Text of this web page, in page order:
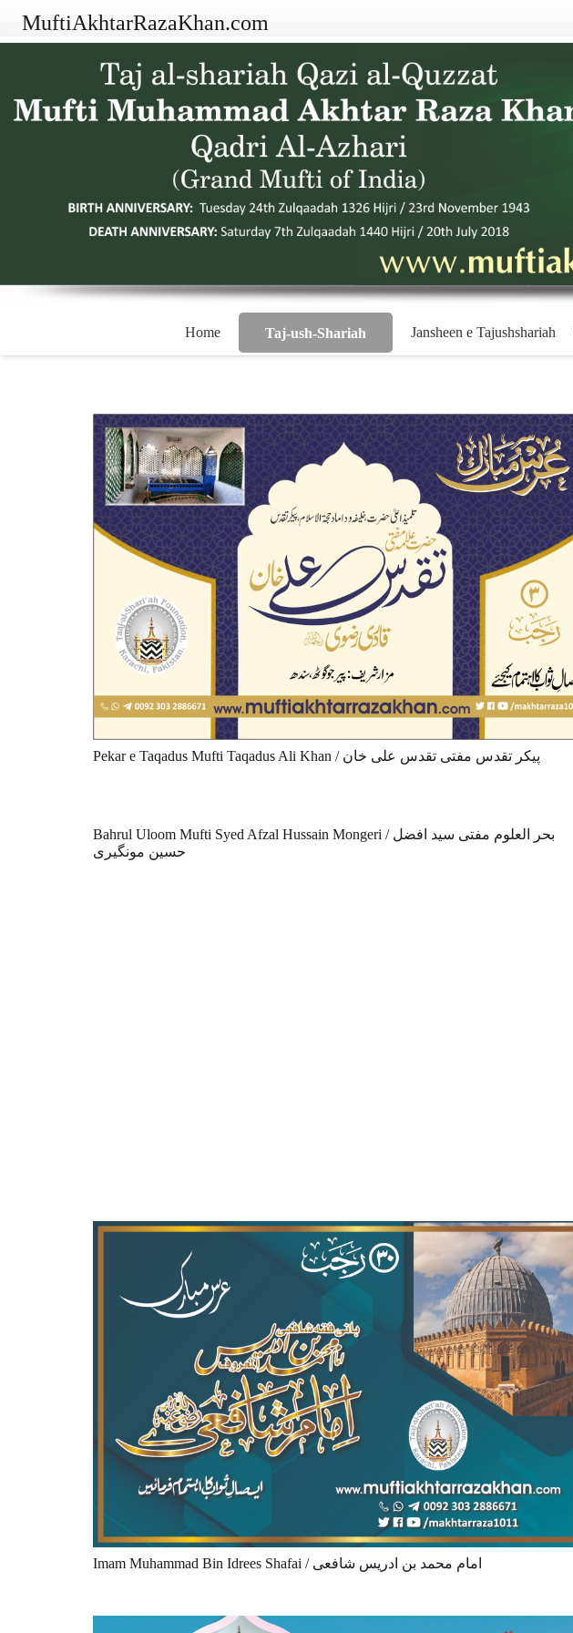
MuftiAkhtarRazaKhan.com
Home Taj-ush-Shariah Jansheen e Tajushshariah
Pekar e Taqadus Mufti Taqadus Ali Khan / پیکر تقدس مفتی تقدس علی خان
Bahrul Uloom Mufti Syed Afzal Hussain Mongeri / بحر العلوم مفتی سید افضل
حسین مونگیری
Imam Muhammad Bin Idrees Shafai / امام محمد بن ادریس شافعی